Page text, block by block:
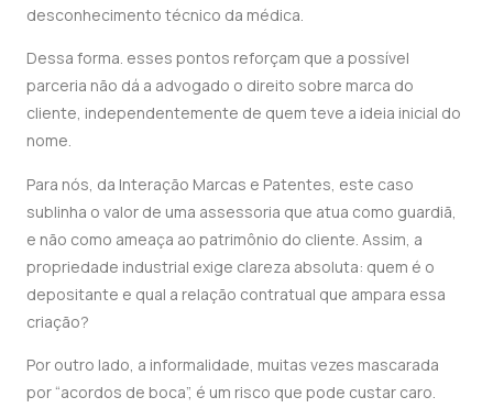
desconhecimento técnico da médica.
Dessa forma. esses pontos reforçam que a possível
parceria não dá a advogado o direito sobre marca do
cliente, independentemente de quem teve a ideia inicial do
nome.
Para nós, da Interação Marcas e Patentes, este caso
sublinha o valor de uma assessoria que atua como guardiã,
e não como ameaça ao patrimônio do cliente. Assim, a
propriedade industrial exige clareza absoluta: quem é o
depositante e qual a relação contratual que ampara essa
criação?
Por outro lado, a informalidade, muitas vezes mascarada
por “acordos de boca”, é um risco que pode custar caro.